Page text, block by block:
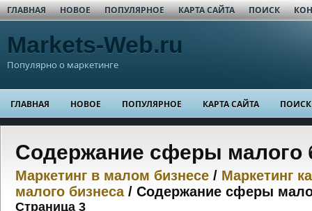
ГЛАВНАЯ НОВОЕ ПОПУЛЯРНОЕ КАРТА САЙТА ПОИСК
Markets-Web.ru
Популярно о маркетинге
ГЛАВНАЯ НОВОЕ ПОПУЛЯРНОЕ КАРТА САЙТА ПОИСК
Содержание сферы малого
Маркетинг в малом бизнесе / Маркетинг
малого бизнеса/ Содержание сферы
Страница 3